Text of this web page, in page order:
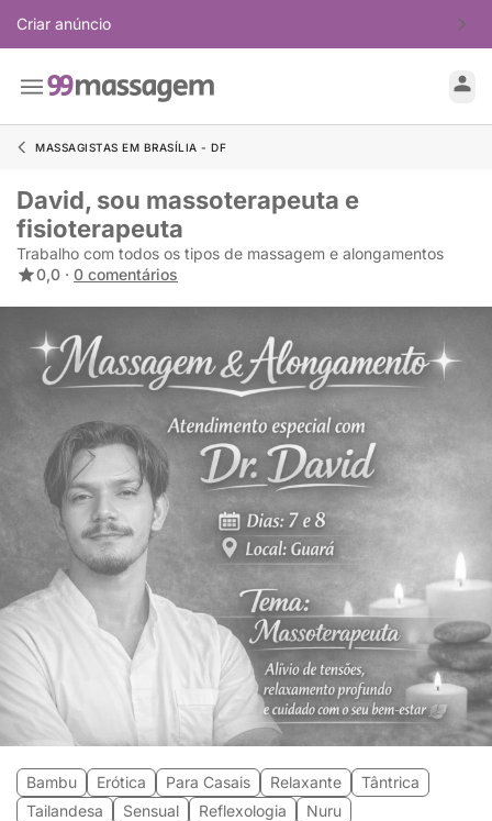
Criar anúncio
MASSAGISTAS EM BRASÍLIA - DF
David, sou massoterapeuta e
fisioterapeuta
Trabalho com todos os tipos de massagem e alongamentos
0,0 · 0 comentários
Bambu Erótica Para Casais Relaxante
Tântrica
Tailandesa
Sensual Reflexologia
Nuru